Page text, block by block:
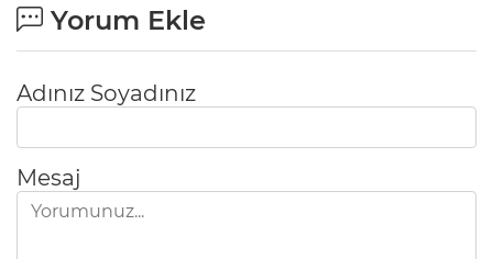
Yorum Ekle
Adınız Soyadınız
Mesaj